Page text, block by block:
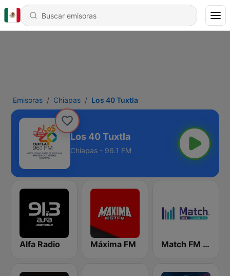
Emisoras Chiapas Los 40 Tuxtla
Los 40 Tuxtla
Chiapas - 96.1 FM
Alfa Radio Máxima FM Match FM 99.3